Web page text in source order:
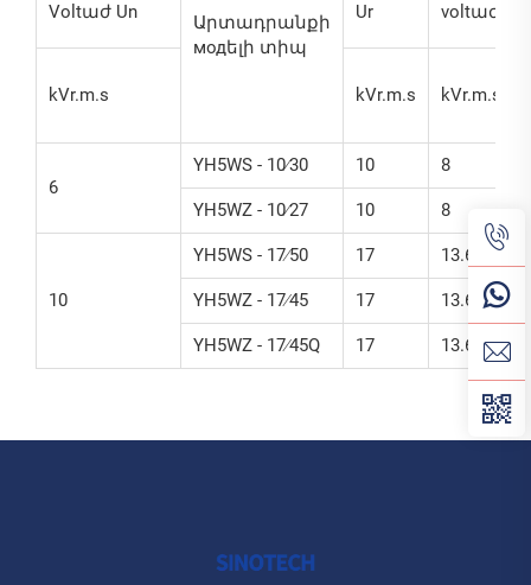
Voltաժ Un
Արտադրանքի
модելի տիպ
Ur
voltաժ Uc
kVr.m.s kVr.m.s kVr.m.s
6
YH5WS - 10∕30 10 8
YH5WZ - 10∕27 10 8
10
YH5WS - 17∕50 17 13.6
YH5WZ - 17∕45 17 13.6
YH5WZ - 17∕45Q 17 13.6